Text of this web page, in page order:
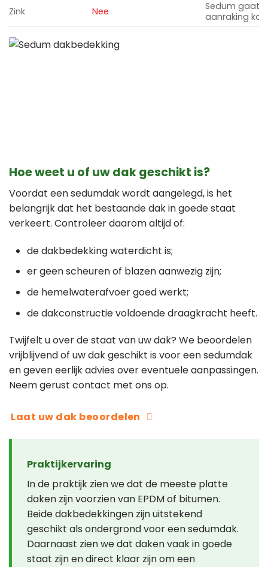
Zink Nee
Sedum gaat
aanraking
Hoe weet u of uw dak geschikt is?
Voordat een sedumdak wordt aangelegd, is het
belangrijk dat het bestaande dak in goede staat
verkeert. Controleer daarom altijd of:
de dakbedekking waterdicht is;
er geen scheuren of blazen aanwezig zijn;
de hemelwaterafvoer goed werkt;
de dakconstructie voldoende draagkracht heeft.
Twijfelt u over de staat van uw dak? We beoordelen
vrijblijvend of uw dak geschikt is voor een sedumdak
en geven eerlijk advies over eventuele aanpassingen.
Neem gerust contact met ons op.
Laat uw dak beoordelen
Praktijkervaring
In de praktijk zien we dat de meeste platte
daken zijn voorzien van EPDM of bitumen.
Beide dakbedekkingen zijn uitstekend
geschikt als ondergrond voor een sedumdak.
Daarnaast zien we dat daken vaak in goede
staat zijn en direct klaar zijn om een